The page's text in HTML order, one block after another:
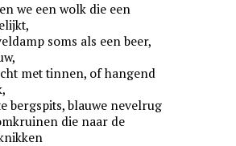
we een wolk die een
soms als een beer,
met tinnen, of hangend
bergspits, blauwe nevelrug
die naar de